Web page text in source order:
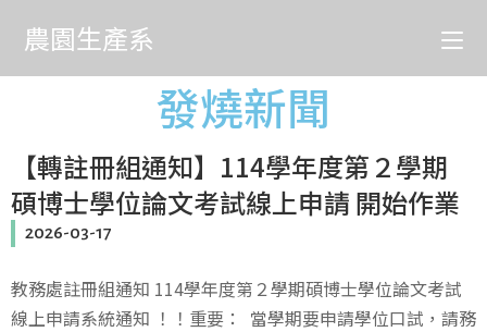
農園生產系
發燒新聞
【轉註冊組通知】114學年度第２學期
碩博士學位論文考試線上申請 開始作業
2026-03-17
教務處註冊組通知 114學年度第２學期碩博士學位論文考試
線上申請系統通知 ！！重要： 當學期要申請學位口試，請務